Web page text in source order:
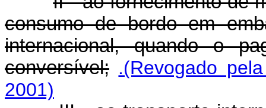
consumo de bordo em
internacional, quando o
conversível; .(Revogado
2001)